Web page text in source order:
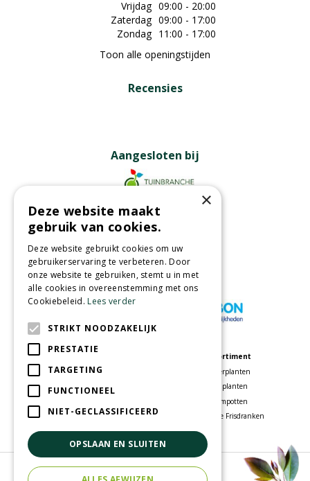
Vrijdag 09:00 - 20:00
Zaterdag 09:00 - 17:00
Zondag 11:00 - 17:00
Toon alle openingstijden
Recensies
Aangesloten bij
Partners
Wij accepteren
Tuincentrum
Speelparadijs
Woonwinkel
Assortiment
Kamerplanten
Tuinplanten
Bloempotten
Voordelige Frisdranken
© Tuincentrum Oosterhout
×
Deze website maakt
gebruik van cookies.
Deze website gebruikt cookies om uw
gebruikerservaring te verbeteren. Door
onze website te gebruiken, stemt u in met
alle cookies in overeenstemming met ons
Cookiebeleid.Lees verder
STRIKT NOODZAKELIJK
PRESTATIE
TARGETING
FUNCTIONEEL
NIET-GECLASSIFICEERD
OPSLAAN EN SLUITEN